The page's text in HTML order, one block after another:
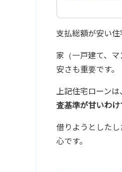
支払総額が安い住
家（一戸建て、
安さも重要です。
上記住宅ローンは
査基準が甘いわけ
借りようとした
心です。